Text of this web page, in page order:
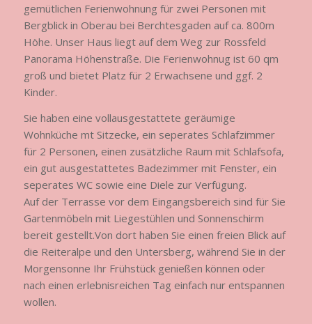
gemütlichen Ferienwohnung für zwei Personen mit
Bergblick in Oberau bei Berchtesgaden auf ca. 800m
Höhe. Unser Haus liegt auf dem Weg zur Rossfeld
Panorama Höhenstraße. Die Ferienwohnug ist 60 qm
groß und bietet Platz für 2 Erwachsene und ggf. 2
Kinder.
Sie haben eine vollausgestattete geräumige
Wohnküche mt Sitzecke, ein seperates Schlafzimmer
für 2 Personen, einen zusätzliche Raum mit Schlafsofa,
ein gut ausgestattetes Badezimmer mit Fenster, ein
seperates WC sowie eine Diele zur Verfügung.
Auf der Terrasse vor dem Eingangsbereich sind für Sie
Gartenmöbeln mit Liegestühlen und Sonnenschirm
bereit gestellt.Von dort haben Sie einen freien Blick auf
die Reiteralpe und den Untersberg, während Sie in der
Morgensonne Ihr Frühstück genießen können oder
nach einen erlebnisreichen Tag einfach nur entspannen
wollen.